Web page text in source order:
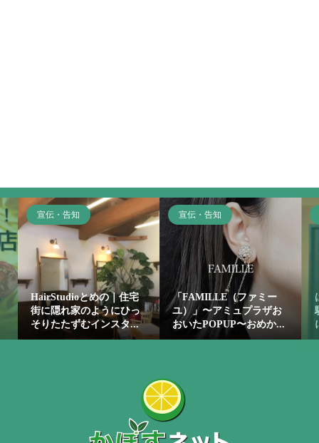
宣伝・告知
HairStudioとめの｜住宅
街に隠れ家のようにひっ
そりたたずむインスタ...
宣伝・告知
「FAMILLE（ファミー
ユ）」〜アミュプラザお
おいたPOPUP〜おめか...